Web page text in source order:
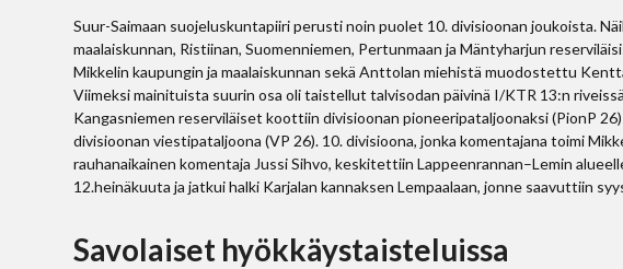
Suur-Saimaan suojeluskuntapiiri perusti noin puolet 10. divisioonan joukoista.
maalaiskunnan, Ristiinan, Suomenniemen, Pertunmaan ja Mäntyharjun
Mikkelin kaupungin ja maalaiskunnan sekä Anttolan miehistä muodostettu
Viimeksi mainituista suurin osa oli taistellut talvisodan päivinä I/KTR 13:n
Kangasniemen reserviläiset koottiin divisioonan pioneeripataljoonaksi (PionP
divisioonan viestipataljoona (VP 26). 10. divisioona, jonka komentajana toimi
rauhanaikainen komentaja Jussi Sihvo, keskitettiin Lappeenrannan–Lemin
12.heinäkuuta ja jatkui halki Karjalan kannaksen Lempaalaan, jonne saavuttiin
Savolaiset hyökkäystaisteluissa